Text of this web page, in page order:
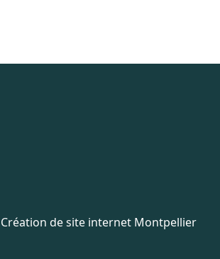
Création de site internet Montpellier